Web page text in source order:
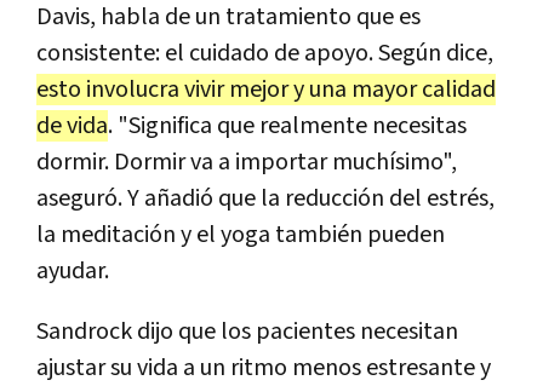
Davis, habla de un tratamiento que es
consistente: el cuidado de apoyo. Según dice,
esto involucra vivir mejor y una mayor calidad
de vida. "Significa que realmente necesitas
dormir. Dormir va a importar muchísimo",
aseguró. Y añadió que la reducción del estrés,
la meditación y el yoga también pueden
ayudar.
Sandrock dijo que los pacientes necesitan
ajustar su vida a un ritmo menos estresante y